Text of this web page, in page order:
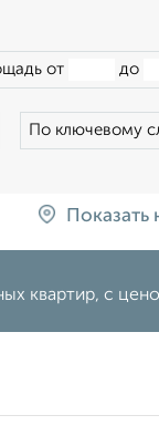
от до
По ключевому
Показать
квартир, c